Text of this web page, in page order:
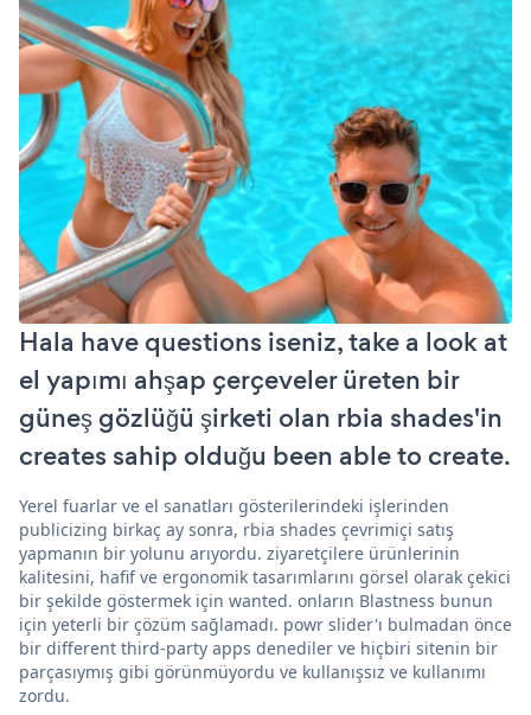
Hala have questions iseniz, take a look at
el yapımı ahşap çerçeveler üreten bir
güneş gözlüğü şirketi olan rbia shades'in
creates sahip olduğu been able to create.
Yerel fuarlar ve el sanatları gösterilerindeki işlerinden
publicizing birkaç ay sonra, rbia shades çevrimiçi satış
yapmanın bir yolunu arıyordu. ziyaretçilere ürünlerinin
kalitesini, hafif ve ergonomik tasarımlarını görsel olarak çekici
bir şekilde göstermek için wanted. onların Blastness bunun
için yeterli bir çözüm sağlamadı. powr slider'ı bulmadan önce
bir different third-party apps denediler ve hiçbiri sitenin bir
parçasıymış gibi görünmüyordu ve kullanışsız ve kullanımı
zordu.